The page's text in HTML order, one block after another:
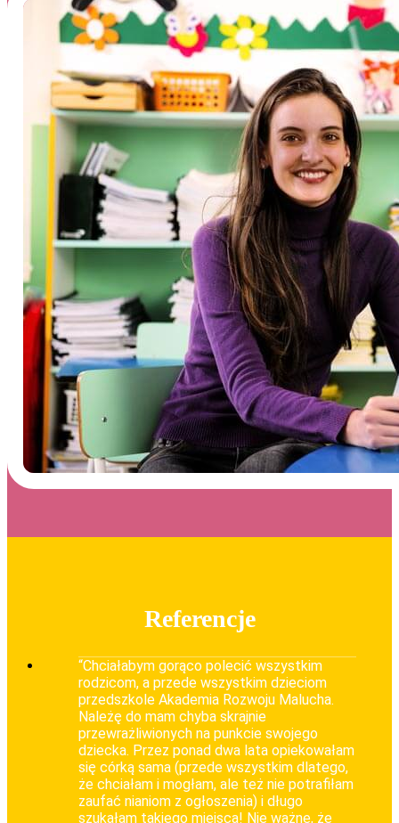
Referencje
“Chciałabym gorąco polecić wszystkim
rodzicom, a przede wszystkim dzieciom
przedszkole Akademia Rozwoju Malucha.
Należę do mam chyba skrajnie
przewrażliwionych na punkcie swojego
dziecka. Przez ponad dwa lata opiekowałam
się córką sama (przede wszystkim dlatego,
że chciałam i mogłam, ale też nie potrafiłam
zaufać nianiom z ogłoszenia) i długo
szukałam takiego miejsca! Nie ważne, że